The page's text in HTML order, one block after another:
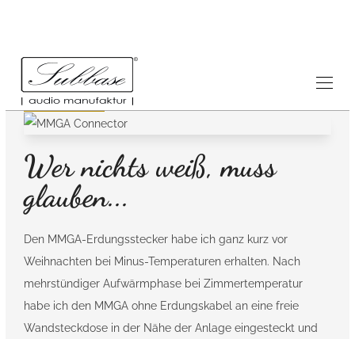
Referenzen 15.1.2021
Wer nichts weiß, muss
glauben...
Den MMGA-Erdungsstecker habe ich ganz kurz vor
Weihnachten bei Minus-Temperaturen erhalten. Nach
mehrstündiger Aufwärmphase bei Zimmertemperatur
habe ich den MMGA ohne Erdungskabel an eine freie
Wandsteckdose in der Nähe der Anlage eingesteckt und